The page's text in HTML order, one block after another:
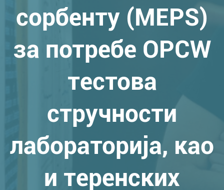
сорбенту (MEPS)
за потребе OPCW
тестова
стручности
лабораторија, као
и теренских